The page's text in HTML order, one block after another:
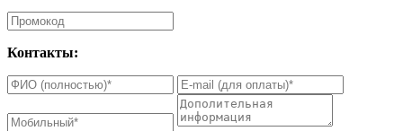
Контакты: